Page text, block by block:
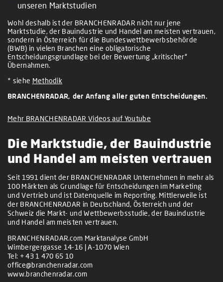
unseren Marktstudien
Wohl deshalb ist der BRANCHENRADAR nicht nur jene
Marktstudie, der Bauindustrie und Handel am meisten vertrauen,
sondern in Österreich für die Bundeswettbewerbsbehörde
(BWB) in vielen Branchen eine obligatorische
Entscheidungsgrundlage bei der Bewertung „kritischer“
Übernahmen.
* siehe Methodik
BRANCHENRADAR, der Anfang aller guten Entscheidungen.
Mehr BRANCHENRADAR Videos auf Youtube
Die Marktstudie, der Bauindustrie
und Handel am meisten vertrauen
Seit 1991 dient der BRANCHENRADAR Unternehmen in mehr als
100 Märkten als Grundlage für Entscheidungen im Marketing
und Vertrieb und ist Datenquelle im Reporting. Mittlerweile ist
der BRANCHENRADAR in Deutschland, Österreich und der
Schweiz die Markt- und Wettbewerbsstudie, der Bauindustrie
und Handel am meisten vertrauen.
BRANCHENRADAR.com Marktanalyse GmbH
Wimbergergasse 14-16 | A-1070 Wien
Tel: + 43 1 470 65 10
office@branchenradar.com
www.branchenradar.com